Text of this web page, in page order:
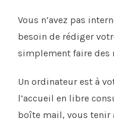
Vous n’avez pas
besoin de rédiger
simplement faire des
Un ordinateur est à
l’accueil en libre
boîte mail, vous tenir